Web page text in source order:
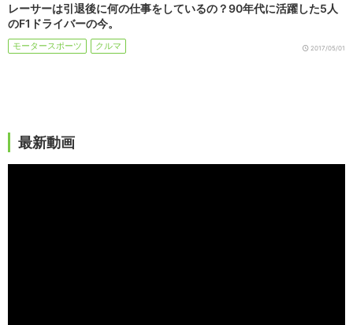
レーサーは引退後に何の仕事をしているの？90年代に活躍した5人
のF1ドライバーの今。
モータースポーツ クルマ 2017/05/01
最新動画